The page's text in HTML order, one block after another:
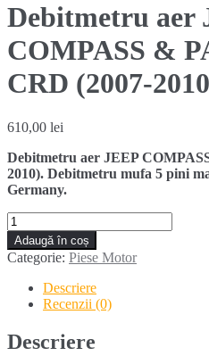
Debitmetru aer
COMPASS &
CRD (2007-
610,00 lei
Debitmetru aer JEEP
2010). Debitmetru mufa 5 pini
Germany.
Cantitate
Debitmetru
aer
JEEP
COMPASS
PATRIOT
2.0
CRD
Adaugă în coș
Categorie: Piese Motor
Descriere
Recenzii (0)
Descriere